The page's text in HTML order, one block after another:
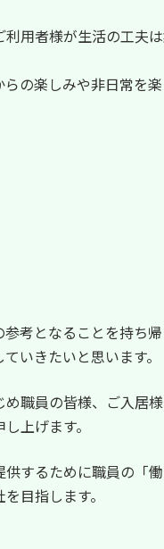
用者様が生活の工夫
の楽しみや非日常を
考となることを持ち
いきたいと思います。
職員の皆様、ご入居
上げます。
するために職員の「働
目指します。